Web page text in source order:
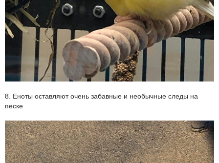
8. Еноты оставляют очень забавные и необычные следы на
песке